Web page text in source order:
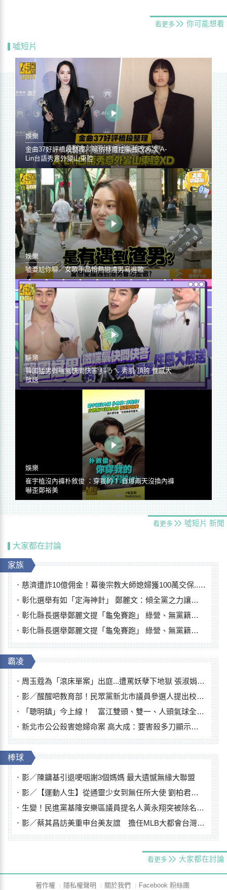
看更多 你可能想看
噓短片
娛樂
金曲37好評橋段整理／蔡依林遭控編曲改36次 A-
Lin台語秀意外變山東腔
娛樂
噓要尬你聊／女歌手品怡熱戀渣男寫進歌
娛樂
韓國猛男微喘氣快問快答 抖ㄋㄟ 秀肌 頂胯 性感大
放送
娛樂
崔宇植沒內褲朴敘俊 ：穿我的！ 自爆兩天沒換內褲
嚇歪鄭裕美
看更多 噓短片 新聞
大家都在討論
家族
慈濟遭詐10億佣金！幕後宗教大師媳婦獲100萬交保...快步奔離不發一語
彰化選舉有如「定海神針」 鄭麗文：傾全黨之力讓彰化贏
彰化縣長選舉鄭麗文提「龜兔賽跑」 綠營、無黨籍忙否認是烏龜
彰化縣長選舉鄭麗文提「龜兔賽跑」 綠營、無黨籍忙否認是烏龜
霸凌
周玉蔻為「滾床單案」出庭...遭罵妖孽下地獄 張淑娟批：舌頭殺人有罪
影／醒醒吧教育部！民眾黨新北市議員參選人提出校園反毒防線升級政見
「聰明鎮」今上線！ 富江雙頭、雙一、人頭氣球全登場
新北市公公殺害媳婦命案 高大成：要害殺多刀顯示怨恨深
棒球
影／陳鏞基引退哽咽謝3個媽媽 最大遺憾無緣大聯盟
影／【運動人生】從通靈少女到無任所大使 劉柏君女裁判人生國際發光
生變！民進黨基隆安樂區議員提名人黃永翔突被除名 將另提他人
影／蔡其昌訪美重申台美友誼 擔任MLB大都會台灣日開球嘉賓
看更多 大家都在討論
著作權 隱私權聲明 關於我們 Facebook 粉絲團